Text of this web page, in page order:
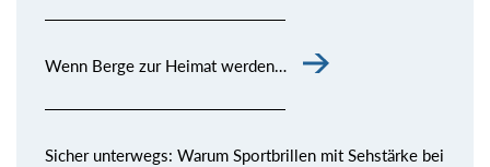
Wenn Berge zur Heimat werden…
Sicher unterwegs: Warum Sportbrillen mit Sehstärke bei